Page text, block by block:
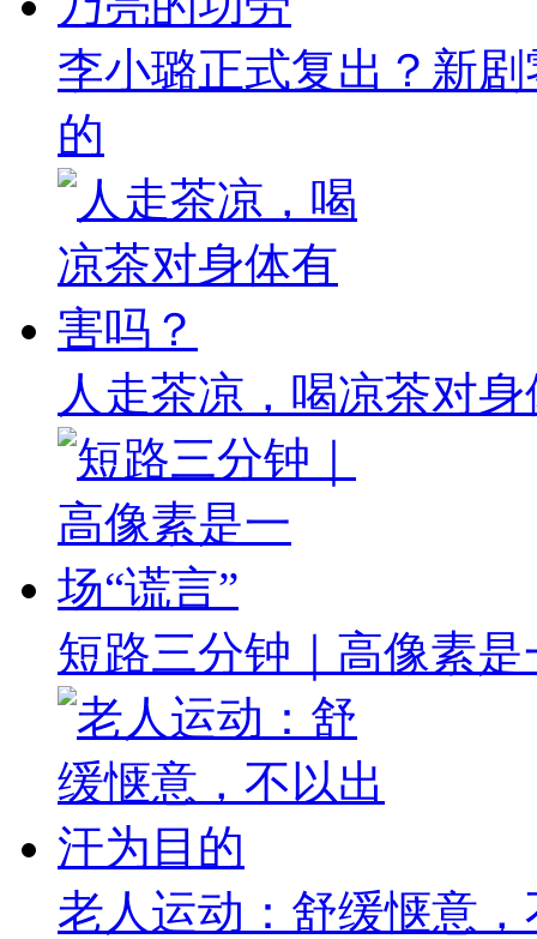
李小璐正式复出？新
的
人走茶凉，喝凉茶对
短路三分钟｜高像素是
老人运动：舒缓惬意